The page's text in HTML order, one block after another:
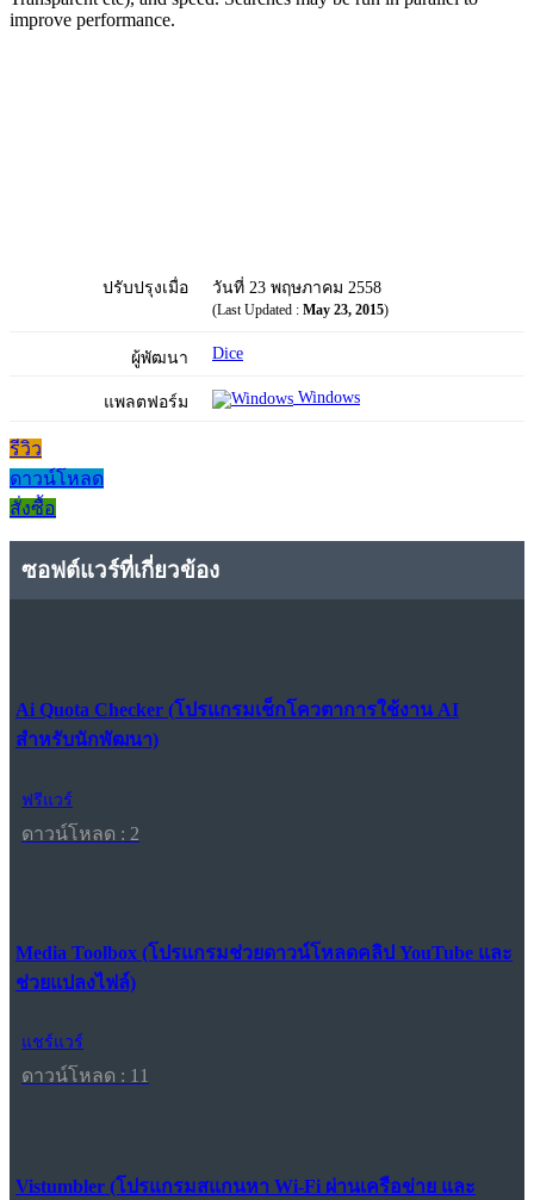
improve performance.
ปรับปรุงเมื่อ วันที่ 23 พฤษภาคม 2558
(Last Updated : May 23, 2015)
ผู้พัฒนา Dice
แพลตฟอร์ม Windows
รีวิว
ดาวน์โหลด
สั่งซื้อ
ซอฟต์แวร์ที่เกี่ยวข้อง
Ai Quota Checker (โปรแกรมเช็กโควตาการใช้งาน AI
สำหรับนักพัฒนา)
ฟรีแวร์
ดาวน์โหลด : 2
Media Toolbox (โปรแกรมช่วยดาวน์โหลดคลิป YouTube และ
ช่วยแปลงไฟล์)
แชร์แวร์
ดาวน์โหลด : 11
Vistumbler (โปรแกรมสแกนหา Wi-Fi ผ่านเครือข่าย และ